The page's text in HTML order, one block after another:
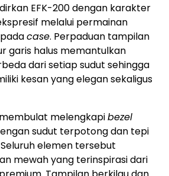
EFK-200 dengan karakter
melalui permainan
case. Perpaduan tampilan
garis halus memantulkan
dari setiap sudut sehingga
kesan yang elegan sekaligus
melengkapibezel
sudut terpotong dan tepi
elemen tersebut
mewah yang terinspirasi dari